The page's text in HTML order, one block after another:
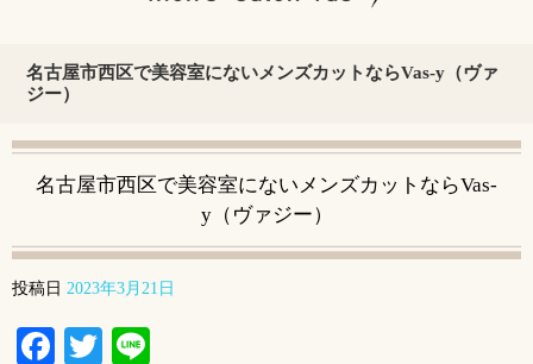
名古屋市西区で美容室にないメンズカットならVas-y（ヴァ
ジー）
名古屋市西区で美容室にないメンズカットならVas-
y（ヴァジー）
投稿日 2023年3月21日
Facebook
Twitter